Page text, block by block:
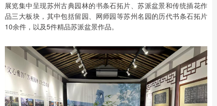
展览集中呈现苏州古典园林的书条石拓片、苏派盆景和传统插花作
品三大板块，其中包括留园、网师园等苏州名园的历代书条石拓片
10余件，以及5件精品苏派盆景作品。